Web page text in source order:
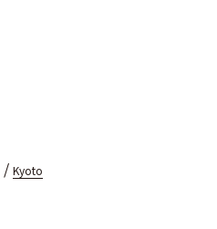
/ Kyoto